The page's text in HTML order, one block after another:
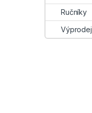
Ručníky
Výprodej